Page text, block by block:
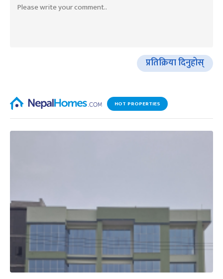
प्रतिक्रिया दिनुहोस्
HOT PROPERTIES